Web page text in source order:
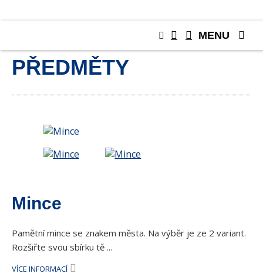
SBĚRATELSKÉ
PŘEDMĚTY
Mince
Pamětní mince se znakem města. Na výběr je ze 2 variant.
Rozšiřte svou sbírku tě ...
VÍCE INFORMACÍ
MENU